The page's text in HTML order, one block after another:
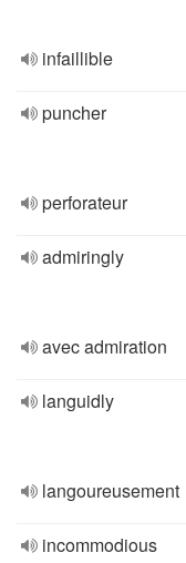
infaillible
puncher
perforateur
admiringly
avec admiration
languidly
langoureusement
incommodious